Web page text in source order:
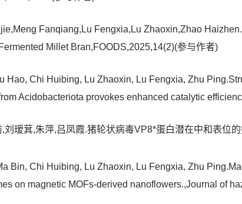
Fanqiang,Lu Fengxia,Lu Zhaoxin,Zhao
Millet Bran,FOODS,2025,14(2)(参与作者)
Hao, Chi Huibing, Lu Zhaoxin, Lu Fengxia, Zhu
Acidobacteriota provokes enhanced catalytic
刘瑷萁,朱萍,吕凤霞.猪轮状病毒VP8*蛋白潜在中和表位
Bin, Chi Huibing, Lu Zhaoxin, Lu Fengxia, Zhu
on magnetic MOFs-derived nanoflowers.,Journal of